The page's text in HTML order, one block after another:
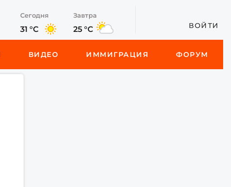
Сегодня
31 °C
Завтра
25 °C ВОЙТИ
ВИДЕО ИММИГРАЦИЯ ФОРУМ